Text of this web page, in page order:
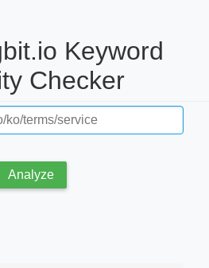
Checker
Analyze